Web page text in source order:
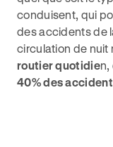
conduisent, qui
des accidents de
circulation de nuit
routier quotidien,
40% des